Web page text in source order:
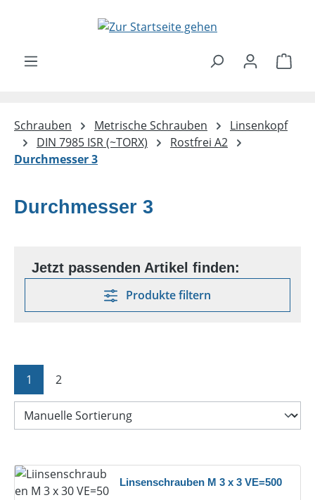
Zum Hauptinhalt springen
Schrauben Metrische Schrauben
Linsenkopf
DIN 7985 ISR (~TORX)
Rostfrei A2
Durchmesser 3
Durchmesser 3
Produkte filtern
Seite
1 Seite
2
Linsenschrauben M 3 x 3 VE=500